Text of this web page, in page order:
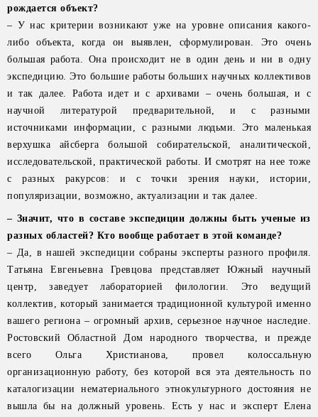
рождается объект?
– У нас критерии возникают уже на уровне описания какого-
либо объекта, когда он выявлен, сформулирован. Это очень
большая работа. Она происходит не в один день и ни в одну
экспедицию. Это большие работы больших научных коллективов
и так далее. Работа идет и с архивами – очень большая, и с
научной литературой предварительной, и с разными
источниками информации, с разными людьми. Это маленькая
верхушка айсберга большой собирательской, аналитической,
исследовательской, практической работы. И смотрят на нее тоже
с разных ракурсов: и с точки зрения науки, истории,
популяризации, возможно, актуализации и так далее.
– Значит, что в составе экспедиции должны быть ученые из
разных областей? Кто вообще работает в этой команде?
– Да, в нашей экспедиции собраны эксперты разного профиля.
Татьяна Евгеньевна Гревцова представляет Южный научный
центр, заведует лабораторией филологии. Это ведущий
коллектив, который занимается традиционной культурой именно
вашего региона – огромный архив, серьезное научное наследие.
Ростовский Областной Дом народного творчества, и прежде
всего Ольга Христианова, провел колоссальную
организационную работу, без которой вся эта деятельность по
каталогизации нематериального этнокультурного достояния не
вышла бы на должный уровень. Есть у нас и эксперт Елена